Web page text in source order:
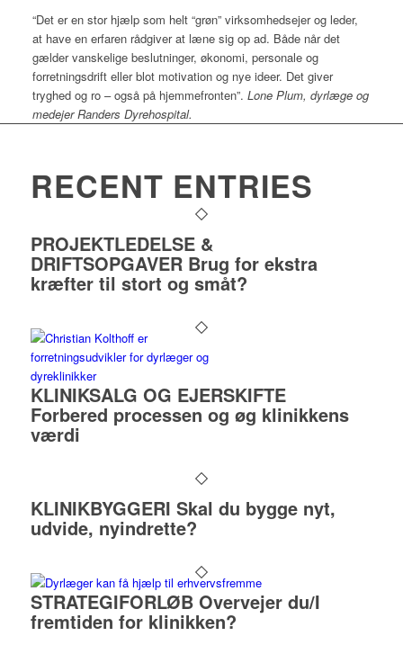
“Det er en stor hjælp som helt “grøn” virksomhedsejer og leder,
at have en erfaren rådgiver at læne sig op ad. Både når det
gælder vanskelige beslutninger, økonomi, personale og
forretningsdrift eller blot motivation og nye ideer. Det giver
tryghed og ro – også på hjemmefronten”. Lone Plum, dyrlæge og
medejer Randers Dyrehospital.
RECENT ENTRIES
PROJEKTLEDELSE &
DRIFTSOPGAVER Brug for ekstra
kræfter til stort og småt?
KLINIKSALG OG EJERSKIFTE
Forbered processen og øg klinikkens
værdi
KLINIKBYGGERI Skal du bygge nyt,
udvide, nyindrette?
STRATEGIFORLØB Overvejer du/I
fremtiden for klinikken?